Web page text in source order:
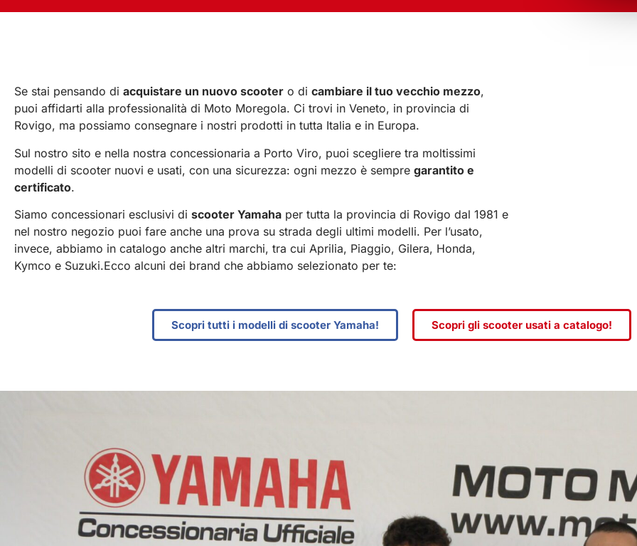
Se stai pensando di acquistare un nuovo scooter o di cambiare il tuo vecchio mezzo,
puoi affidarti alla professionalità di Moto Moregola. Ci trovi in Veneto, in provincia di
Rovigo, ma possiamo consegnare i nostri prodotti in tutta Italia e in Europa.
Sul nostro sito e nella nostra concessionaria a Porto Viro, puoi scegliere tra moltissimi
modelli di scooter nuovi e usati, con una sicurezza: ogni mezzo è sempre garantito e
certificato.
Siamo concessionari esclusivi di scooter Yamaha per tutta la provincia di Rovigo dal 1981 e
nel nostro negozio puoi fare anche una prova su strada degli ultimi modelli. Per l’usato,
invece, abbiamo in catalogo anche altri marchi, tra cui Aprilia, Piaggio, Gilera, Honda,
Kymco e Suzuki.Ecco alcuni dei brand che abbiamo selezionato per te:
Scopri tutti i modelli di scooter Yamaha! Scopri gli scooter usati a catalogo!